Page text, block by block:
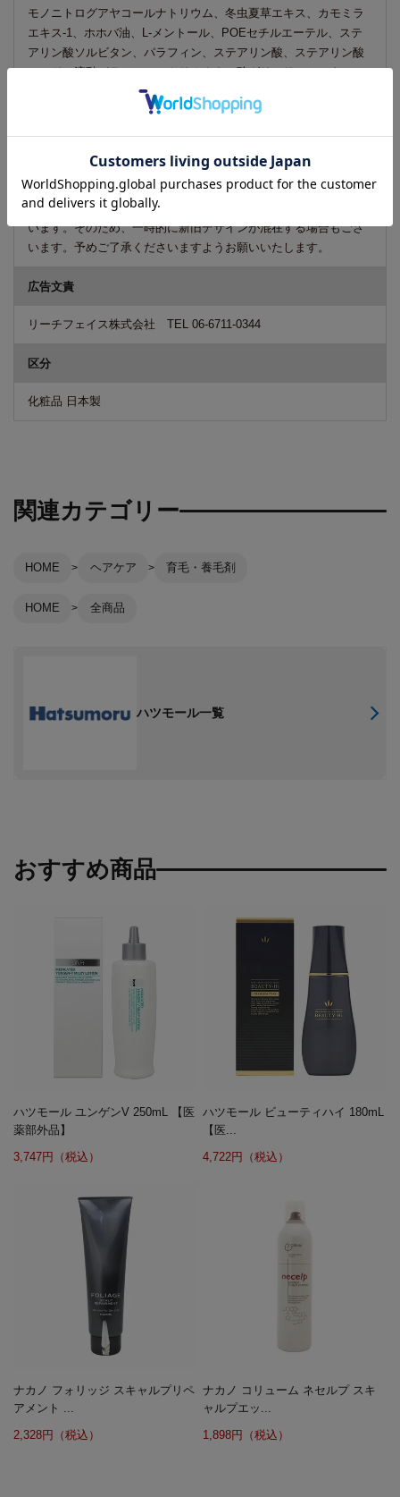
モノニトログアヤコールナトリウム、冬虫夏草エキス、カモミラ
エキス-1、ホホバ油、L-メントール、POEセチルエーテル、ステ
アリン酸ソルビタン、パラフィン、ステアリン酸、ステアリン酸
アミド、流動パラフィン、トリオクタン酸グリセリル、セタノー
ル、親油型ステアリン酸グリセリル、セチル硫酸Na、ジメチコ
ン、BG、メチルバラベン、プロピルパラビン、pH調整剤、エタノ
商品のデザイン・パッケージ等は予告なく変更される場合がござ
います。そのため、一時的に新旧デザインが混在する場合もござ
います。予めご了承くださいますようお願いいたします。
広告文責
リーチフェイス株式会社 TEL 06-6711-0344
区分
化粧品 日本製
関連カテゴリー
HOME ヘアケア 育毛・養毛剤
HOME 全商品
ハツモール一覧
おすすめ商品
ハツモール ユンゲンV 250mL 【医
薬部外品】
3,747円（税込）
ハツモール ビューティハイ 180mL
【医...
4,722円（税込）
ナカノ フォリッジ スキャルプリペ
アメント ...
2,328円（税込）
ナカノ コリューム ネセルプ スキ
ャルプエッ...
1,898円（税込）